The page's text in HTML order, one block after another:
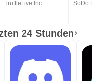
TruffleLive Inc. SoDo
24 Stunden